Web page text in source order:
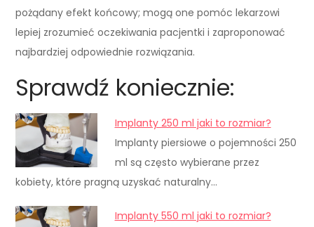
pożądany efekt końcowy; mogą one pomóc lekarzowi
lepiej zrozumieć oczekiwania pacjentki i zaproponować
najbardziej odpowiednie rozwiązania.
Sprawdź koniecznie:
Implanty 250 ml jaki to rozmiar?
Implanty piersiowe o pojemności 250
ml są często wybierane przez
kobiety, które pragną uzyskać naturalny…
Implanty 550 ml jaki to rozmiar?